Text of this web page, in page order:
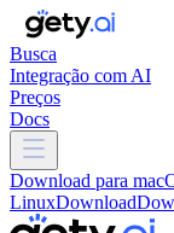
Busca
Integração com AI
Preços
Docs
Download para
LinuxDownload